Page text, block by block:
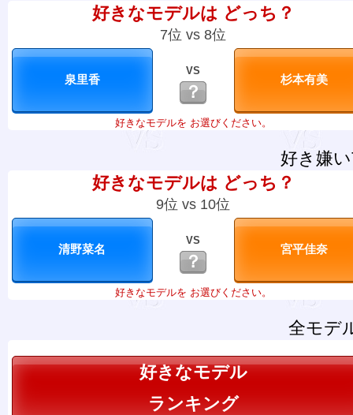
好きなモデルは どっち？
7位 vs 8位
VS
？
好きなモデルを お選びください。
好き嫌
好きなモデルは どっち？
9位 vs 10位
VS
？
好きなモデルを お選びください。
全モデ
好きなモデル
ランキング